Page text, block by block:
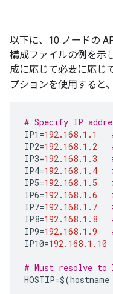
以下に、10 ノードの
構成ファイルの例を示
成に応じて必要に応じ
プションを使用すると
# Specify IP
IP1 =192.168. 1.1
IP2=192.168. 1.2
IP3=192.168. 1.3
IP4=192.168. 1.4
IP5=192.168. 1.5
IP6=192.168. 1.6
IP7=192.168. 1.7
IP8=192.168. 1.8
IP9=192.168. 1.9
IP10=192.168. 1.10
# Must resolve to
HOSTIP=$(hostname